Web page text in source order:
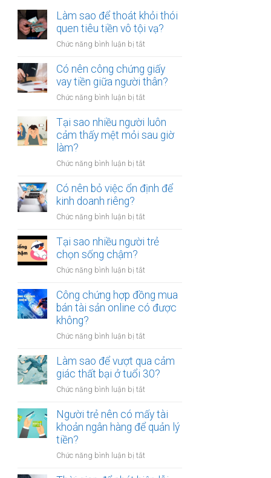
Làm sao để thoát khỏi thói
quen tiêu tiền vô tội vạ?
Chức năng bình luận bị tắt
sao
để
khỏi
quen
tiêu
vạ?
Có nên công chứng giấy
vay tiền giữa người thân?
Chức năng bình luận bị tắt
nên
công
chứng
vay
giữa
Tại sao nhiều người luôn
cảm thấy mệt mỏi sau giờ
làm?
Chức năng bình luận bị tắt
sao
luôn
thấy
làm?
Có nên bỏ việc ổn định để
kinh doanh riêng?
Chức năng bình luận bị tắt
nên
ổn
để
kinh
Tại sao nhiều người trẻ
chọn sống chậm?
Chức năng bình luận bị tắt
sao
nhiều
chọn
chậm?
Công chứng hợp đồng mua
bán tài sản online có được
không?
Chức năng bình luận bị tắt
chứng
hợp
mua
tài
sản
không?
Làm sao để vượt qua cảm
giác thất bại ở tuổi 30?
Chức năng bình luận bị tắt
sao
để
vượt
cảm
Người trẻ nên có mấy tài
khoản ngân hàng để quản lý
tiền?
Chức năng bình luận bị tắt